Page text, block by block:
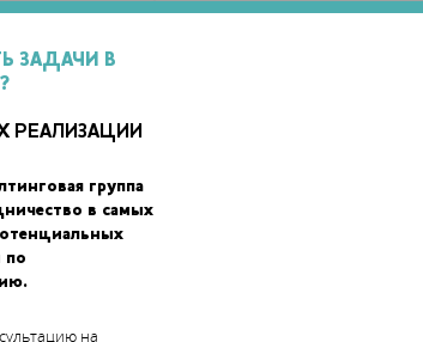
ЗАДАЧИ В
РЕАЛИЗАЦИИ
группа
в самых
по
на
наGitHub.